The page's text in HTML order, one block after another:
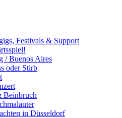
Festivals & Support
/ Buenos Aires
oder Stirb
Beinbruch
in Düsseldorf